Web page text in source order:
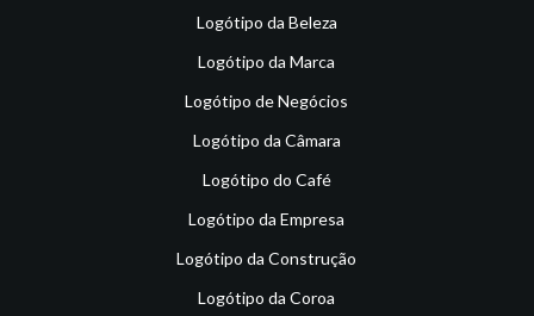
Logótipo da Beleza
Logótipo da Marca
Logótipo de Negócios
Logótipo da Câmara
Logótipo do Café
Logótipo da Empresa
Logótipo da Construção
Logótipo da Coroa